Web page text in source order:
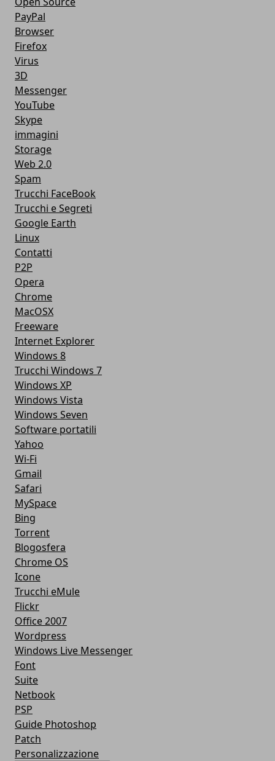
PayPal
Browser
Firefox
Virus
3D
Messenger
YouTube
Skype
immagini
Storage
Web 2.0
Spam
Trucchi FaceBook
Trucchi e Segreti
Google Earth
Linux
Contatti
P2P
Opera
Chrome
MacOSX
Freeware
Internet Explorer
Windows 8
Trucchi Windows 7
Windows XP
Windows Vista
Windows Seven
Software portatili
Yahoo
Wi-Fi
Gmail
Safari
MySpace
Bing
Torrent
Blogosfera
Chrome OS
Icone
Trucchi eMule
Flickr
Office 2007
Wordpress
Windows Live Messenger
Font
Suite
Netbook
PSP
Guide Photoshop
Patch
Personalizzazione